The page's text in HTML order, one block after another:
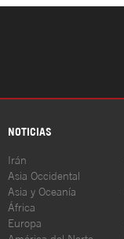
NOTICIAS
Irán
Asia Occidental
Asia y Oceanía
África
Europa
América del Norte